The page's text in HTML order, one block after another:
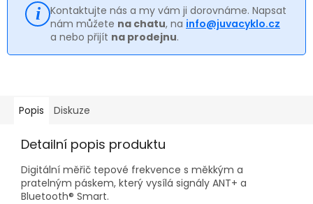
Kontaktujte nás a my vám ji dorovnáme. Napsat
nám můžete na chatu, na info@juvacyklo.cz
a nebo přijít na prodejnu.
Popis Diskuze
Detailní popis produktu
Digitální měřič tepové frekvence s měkkým a
pratelným páskem, který vysílá signály ANT+ a
Bluetooth® Smart.